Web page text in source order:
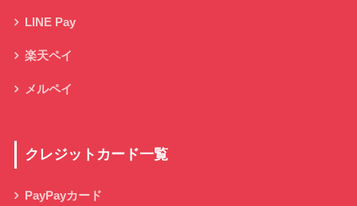
LINE Pay
楽天ペイ
メルペイ
クレジットカード一覧
PayPayカード